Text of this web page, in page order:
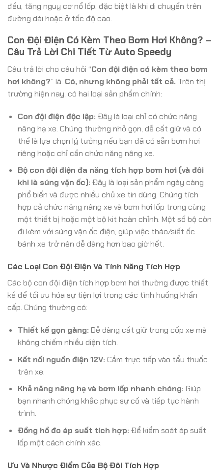
đều, tăng nguy cơ nổ lốp, đặc biệt là khi di chuyển trên
đường dài hoặc ở tốc độ cao.
Con Đội Điện Có Kèm Theo Bơm Hơi Không? –
Câu Trả Lời Chi Tiết Từ Auto Speedy
Câu trả lời cho câu hỏi “Con đội điện có kèm theo bơm
hơi không?” là: Có, nhưng không phải tất cả. Trên thị
trường hiện nay, có hai loại sản phẩm chính:
Con đội điện độc lập: Đây là loại chỉ có chức năng
nâng hạ xe. Chúng thường nhỏ gọn, dễ cất giữ và có
thể là lựa chọn lý tưởng nếu bạn đã có sẵn bơm hơi
riêng hoặc chỉ cần chức năng nâng xe.
Bộ con đội điện đa năng tích hợp bơm hơi (và đôi
khi là súng vặn ốc): Đây là loại sản phẩm ngày càng
phổ biến và được nhiều chủ xe tin dùng. Chúng tích
hợp cả chức năng nâng xe và bơm hơi lốp trong cùng
một thiết bị hoặc một bộ kit hoàn chỉnh. Một số bộ còn
đi kèm với súng vặn ốc điện, giúp việc tháo/siết ốc
bánh xe trở nên dễ dàng hơn bao giờ hết.
Các Loại Con Đội Điện Và Tính Năng Tích Hợp
Các bộ con đội điện tích hợp bơm hơi thường được thiết
kế để tối ưu hóa sự tiện lợi trong các tình huống khẩn
cấp. Chúng thường có:
Thiết kế gọn gàng: Dễ dàng cất giữ trong cốp xe mà
không chiếm nhiều diện tích.
Kết nối nguồn điện 12V: Cắm trực tiếp vào tẩu thuốc
trên xe.
Khả năng nâng hạ và bơm lốp nhanh chóng: Giúp
bạn nhanh chóng khắc phục sự cố và tiếp tục hành
trình.
Đồng hồ đo áp suất tích hợp: Để kiểm soát áp suất
lốp một cách chính xác.
Ưu Và Nhược Điểm Của Bộ Đôi Tích Hợp